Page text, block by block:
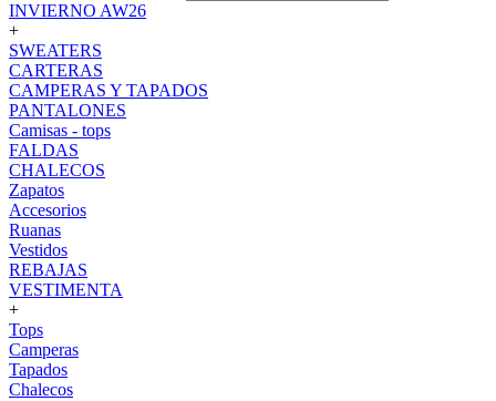
INVIERNO AW26
+
SWEATERS
CARTERAS
CAMPERAS Y TAPADOS
PANTALONES
Camisas - tops
FALDAS
CHALECOS
Zapatos
Accesorios
Ruanas
Vestidos
REBAJAS
VESTIMENTA
+
Tops
Camperas
Tapados
Chalecos